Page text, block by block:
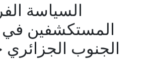
السياسة
المستكشفين في
الجنوب الجزائري